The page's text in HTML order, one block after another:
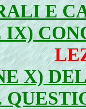
E
X)